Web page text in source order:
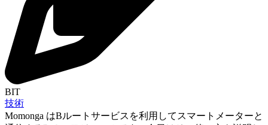
BIT
技術
Momonga はBルートサービスを利用してスマートメーターと